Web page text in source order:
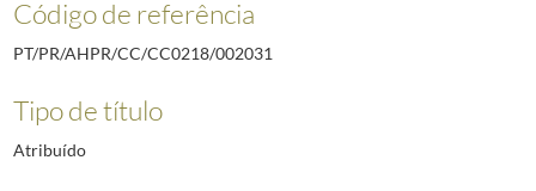
Código de referência
PT/PR/AHPR/CC/CC0218/002031
Tipo de título
Atribuído